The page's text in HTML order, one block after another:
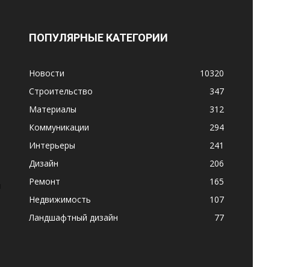
ПОПУЛЯРНЫЕ КАТЕГОРИИ
Новости
10320
Строительство
347
Материалы
312
Коммуникации
294
Интерьеры
241
Дизайн
206
Ремонт
165
Недвижимость
107
Ландшафтный дизайн
77